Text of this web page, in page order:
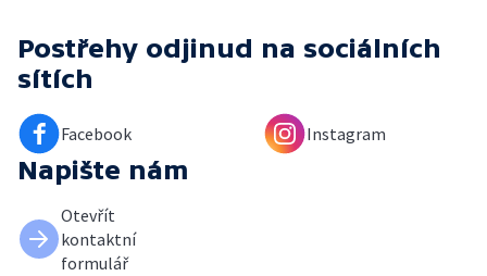
Postřehy odjinud na sociálních
sítích
Facebook Instagram
Napište nám
Otevřít
kontaktní
formulář